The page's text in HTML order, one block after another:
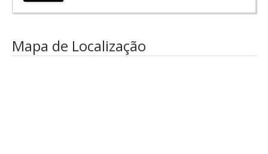
Mapa de Localização